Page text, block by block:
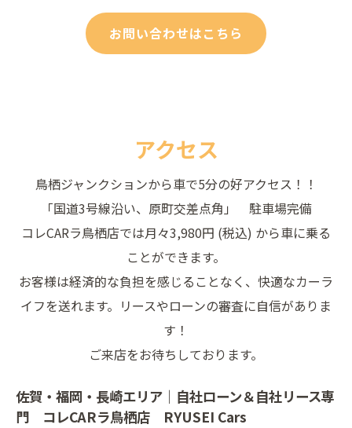
お問い合わせはこちら
アクセス
鳥栖ジャンクションから車で5分の好アクセス！！
「国道3号線沿い、原町交差点角」 駐車場完備
コレCARラ鳥栖店では月々3,980円 (税込) から車に乗る
ことができます。
お客様は経済的な負担を感じることなく、快適なカーラ
イフを送れます。リースやローンの審査に自信がありま
す！
ご来店をお待ちしております。
佐賀・福岡・長崎エリア｜自社ローン＆自社リース専
門 コレCARラ鳥栖店 RYUSEI Cars